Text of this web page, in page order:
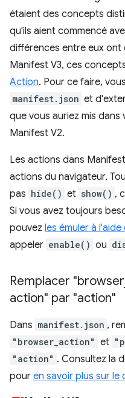
étaient des concepts
qu'ils aient commencé
différences entre eux ont
Manifest V3, ces
Action. Pour ce faire,
manifest.json et
que vous auriez mis
Manifest V2.
Les actions dans
actions du navigateur.
pas hide() et show() ,
Si vous avez toujours
pouvez les émuler à
appeler enable() ou
Remplacer "browser
action" par "action"
Dans manifest.json ,
"browser_action" et
"action" . Consultez la
pour en savoir plus sur le